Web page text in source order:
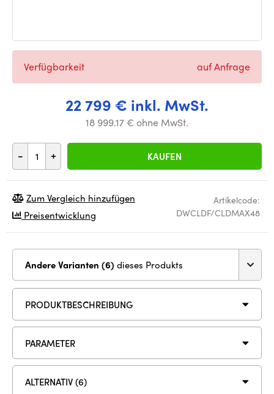
22 799 € inkl. MwSt.
18 999.17 € ohne MwSt.
- + KAUFEN
Verfügbarkeit auf Anfrage
Artikelcode:
DWCLDF/CLDMAX48
Zum Vergleich hinzufügen
Preisentwicklung
Andere Varianten (6) dieses Produkts
PRODUKTBESCHREIBUNG
PARAMETER
ALTERNATIV (6)